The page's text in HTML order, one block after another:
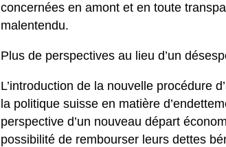
concernées en amont et en toute
malentendu.
Plus de perspectives au lieu d’un
L’introduction de la nouvelle procédure
la politique suisse en matière
perspective d’un nouveau départ
possibilité de rembourser leurs dettes